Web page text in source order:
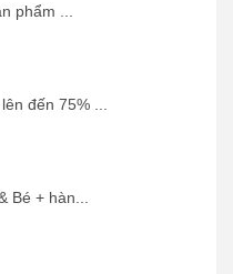
phẩm ...
đến 75% ...
Bé + hàn...